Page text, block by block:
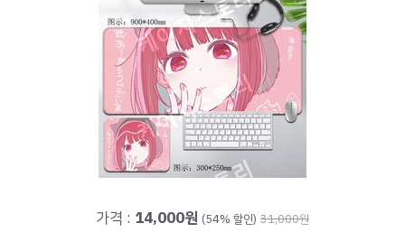
가격 : 14,000원 (54% 할인) 31,000원